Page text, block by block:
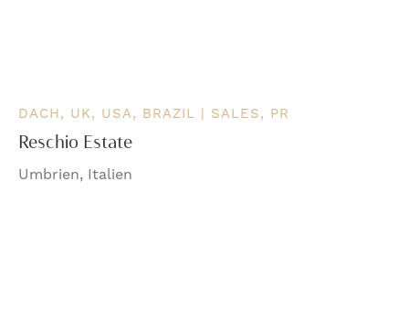
DACH, UK, USA, BRAZIL | SALES, PR
Reschio Estate
Umbrien, Italien